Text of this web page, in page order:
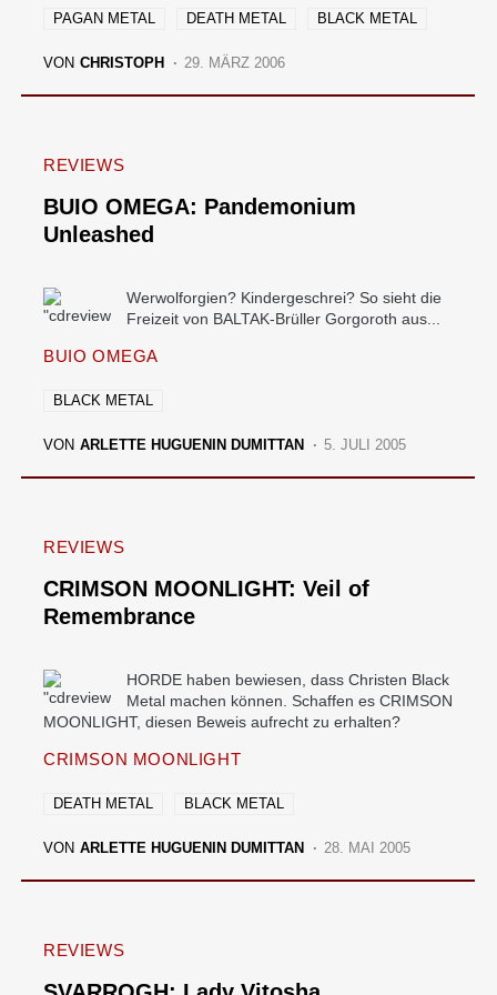
PAGAN METAL DEATH METAL BLACK METAL
VON CHRISTOPH 29. MÄRZ 2006
REVIEWS
BUIO OMEGA: Pandemonium
Unleashed
Werwolforgien? Kindergeschrei? So sieht die
Freizeit von BALTAK-Brüller Gorgoroth aus...
BUIO OMEGA
BLACK METAL
VON ARLETTE HUGUENIN DUMITTAN 5. JULI 2005
REVIEWS
CRIMSON MOONLIGHT: Veil of
Remembrance
HORDE haben bewiesen, dass Christen Black
Metal machen können. Schaffen es CRIMSON
MOONLIGHT, diesen Beweis aufrecht zu erhalten?
CRIMSON MOONLIGHT
DEATH METAL BLACK METAL
VON ARLETTE HUGUENIN DUMITTAN 28. MAI 2005
REVIEWS